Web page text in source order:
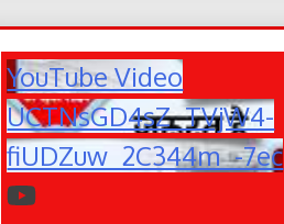
YouTube Video
UCTNsGD4sZ_TVjW4-
fiUDZuw_2C344m_-7ec